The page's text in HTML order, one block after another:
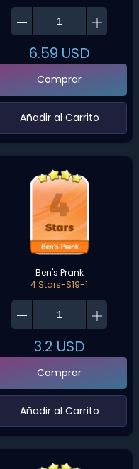
6.59 USD
Comprar
‌Añadir al Carrito‌
Ben's Prank
4 Stars-S19-1
3.2 USD
Comprar
‌Añadir al Carrito‌